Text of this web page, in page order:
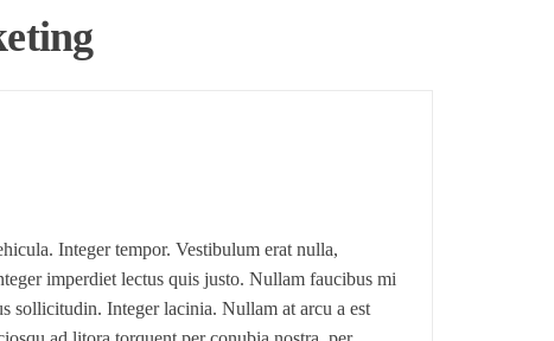
Integer tempor. Vestibulum erat nulla,
imperdiet lectus quis justo. Nullam faucibus mi
sollicitudin. Integer lacinia. Nullam at arcu a est